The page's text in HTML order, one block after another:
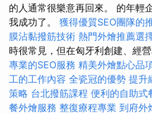
的人通常很樂意再回來。 的年輕
我成功了。 獲得優質SEO團隊的
膜沾黏撥筋技術 熱門外燴推薦選
時很常見，但在匈牙利創建、經
專業的SEO服務 精美外燴點心品
工的工作內容 全瓷冠的優勢 提升
策略 台北撥筋課程 便利的自助式
餐外燴服務 整復療程專業 到府外